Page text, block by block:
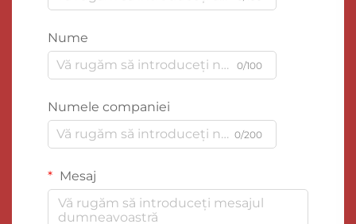
Nume
0/100
Numele companiei
0/200
Mesaj